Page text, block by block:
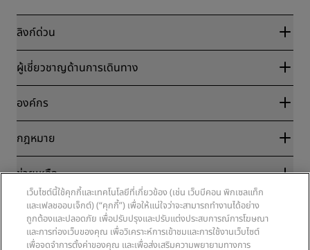
ลิงก์ด่วน
Radisson Rewards
การรับประกันเรทราคาออนไลน์ที่ดีที่สุด
จุดหมายปลายทาง
โรงแรมใหม่และที่กำลังจะเปิด
แอป Radisson Hotels
โรงแรมที่ได้รับอนุมัติให้จัดกิจกรรมกีฬา
โรงแรมที่เหมาะสำหรับครอบครัว
สุขภาพและความปลอดภัย
ผู้เชี่ยวชาญด้านการเดินทาง
พันธมิตร
องค์กร
Radisson Hotel Group
ตำแหน่งงานที่ RHG
ตำแหน่งงานที่ EHL
The Club by RHG
โอกาสในการพัฒนา
ธุรกิจที่มีความรับผิดชอบ
กฎหมาย
ศูนย์ความเป็นส่วนตัว
ประกาศทางกฎหมาย
ข้อกำหนดและเงื่อนไขของ Radisson Rewards
ข้อตกลงการใช้งานเว็บไซต์
การเข้าถึงแบบดิจิทัล
คำแถลงเกี่ยวกับการใช้แรงงานทาสยุคใหม่
ช่วยเหลือ
การแจ้งเตือนภัยผู้บริโภค
ติดต่อ
คำถามที่พบบ่อย
โซเชียลมีเดีย
แบรนด์ Radisson Hotels
เว็บไซต์นี้ใช้คุกกี้และเทคโนโลยีที่เกี่ยวข้อง (เช่น เว็บบีคอน พิกเซลแท็ก
และเฟลชออบเจ็กต์) (“คุกกี้”) เพื่อให้แน่ใจว่าจะสามารถทำงานได้อย่าง
ถูกต้องและปลอดภัย เพื่อปรับปรุงและปรับแต่งประสบการณ์การโฆษณา
และการท่องเว็บของคุณ เพื่อวิเคราะห์การเข้าชมและการใช้งานเว็บไซต์
เพื่อจดจำการตั้งค่าของคุณ และเพื่อส่งเสริมความพยายามทางการ